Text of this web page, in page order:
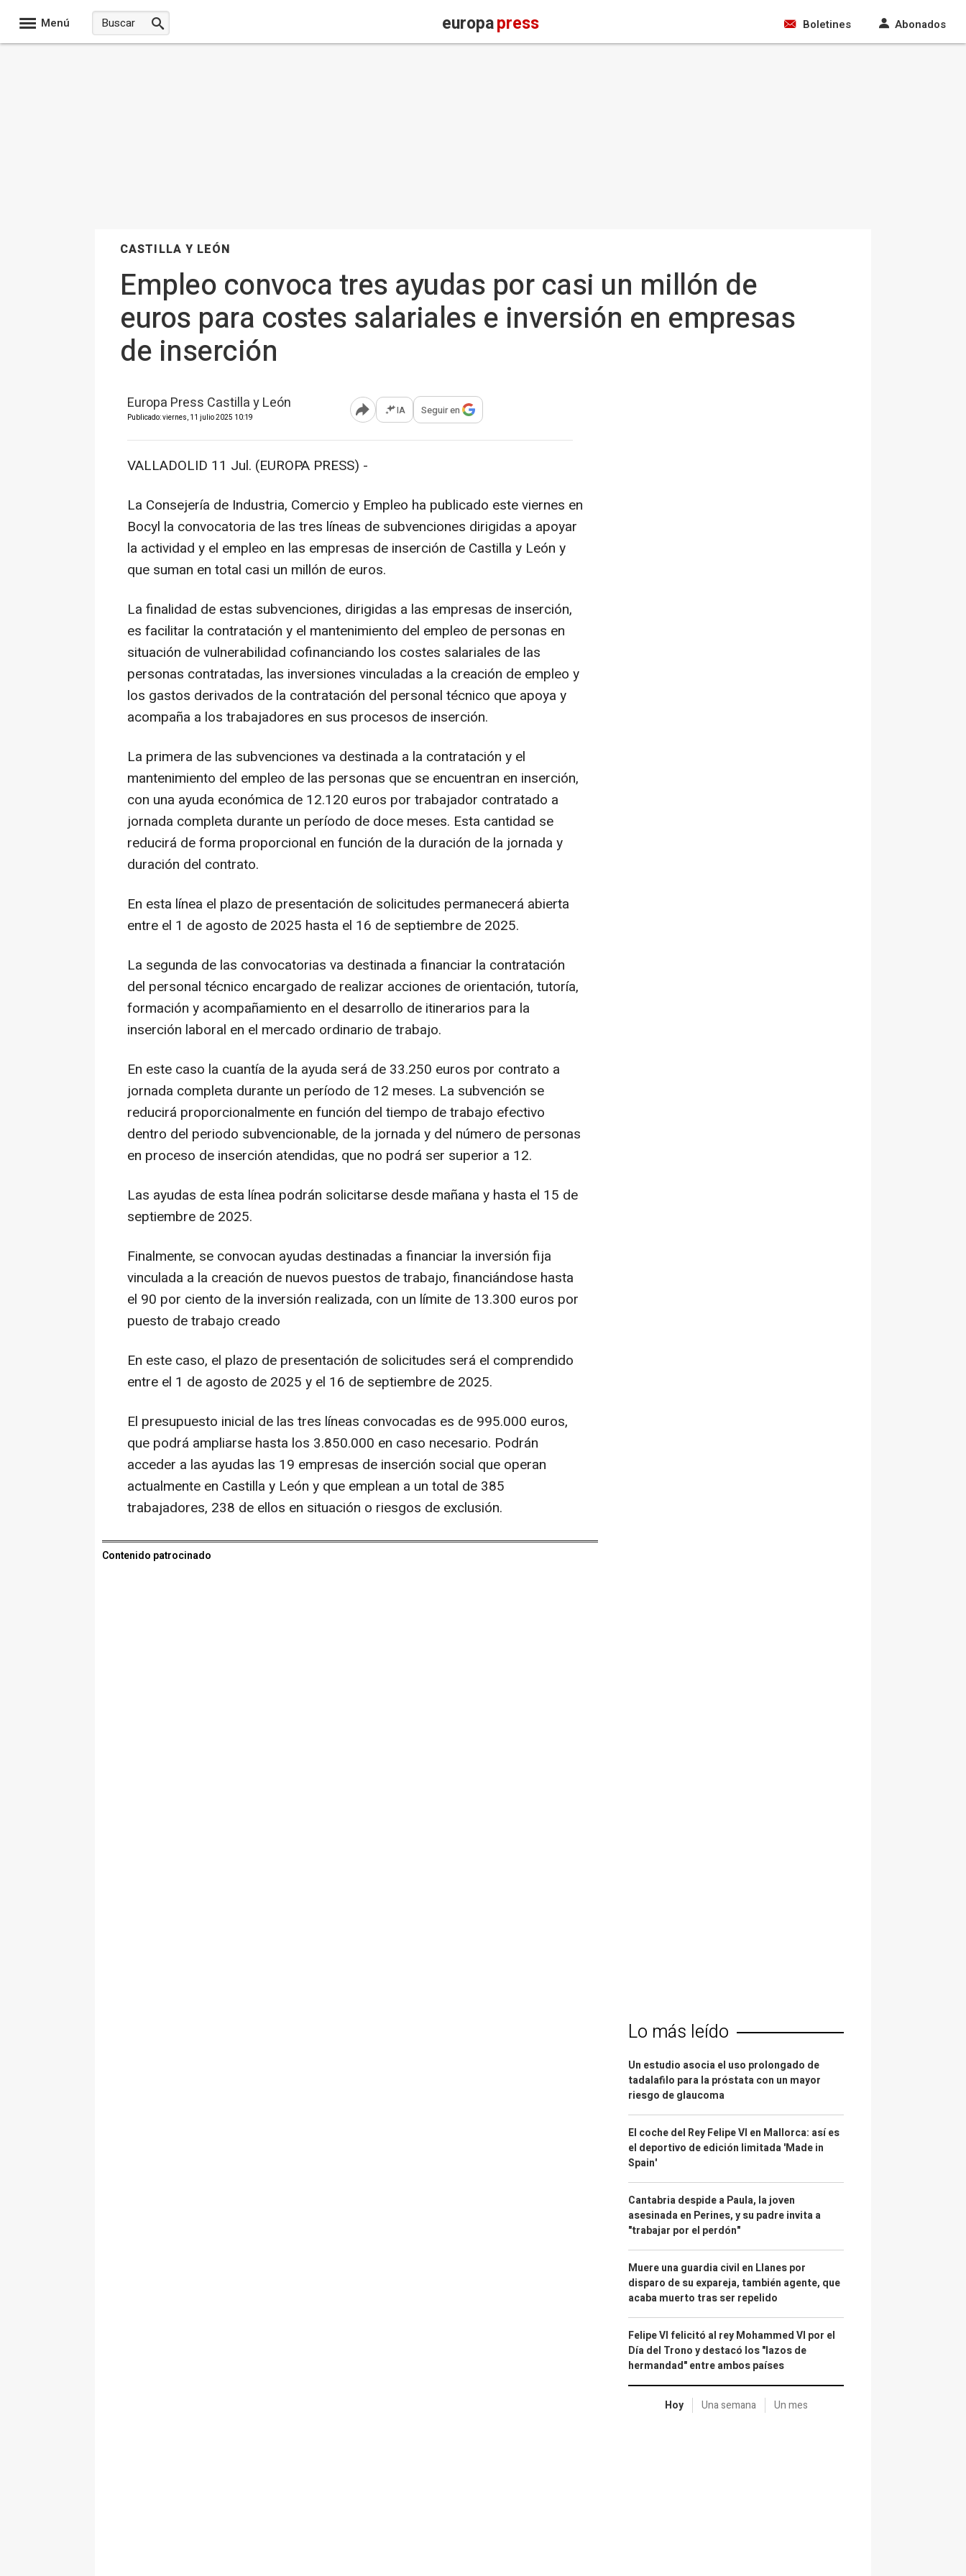
Menú europapress Boletines Abonados
CASTILLA Y LEÓN
Empleo convoca tres ayudas por casi un millón de
euros para costes salariales e inversión en empresas
de inserción
Europa Press Castilla y León
Publicado: viernes, 11 julio 2025 10:19 Abrir opciones para compartir
IA Seguir en
VALLADOLID 11 Jul. (EUROPA PRESS) -
La Consejería de Industria, Comercio y Empleo ha publicado este viernes en
Bocyl la convocatoria de las tres líneas de subvenciones dirigidas a apoyar
la actividad y el empleo en las empresas de inserción de Castilla y León y
que suman en total casi un millón de euros.
La finalidad de estas subvenciones, dirigidas a las empresas de inserción,
es facilitar la contratación y el mantenimiento del empleo de personas en
situación de vulnerabilidad cofinanciando los costes salariales de las
personas contratadas, las inversiones vinculadas a la creación de empleo y
los gastos derivados de la contratación del personal técnico que apoya y
acompaña a los trabajadores en sus procesos de inserción.
La primera de las subvenciones va destinada a la contratación y el
mantenimiento del empleo de las personas que se encuentran en inserción,
con una ayuda económica de 12.120 euros por trabajador contratado a
jornada completa durante un período de doce meses. Esta cantidad se
reducirá de forma proporcional en función de la duración de la jornada y
duración del contrato.
En esta línea el plazo de presentación de solicitudes permanecerá abierta
entre el 1 de agosto de 2025 hasta el 16 de septiembre de 2025.
La segunda de las convocatorias va destinada a financiar la contratación
del personal técnico encargado de realizar acciones de orientación, tutoría,
formación y acompañamiento en el desarrollo de itinerarios para la
inserción laboral en el mercado ordinario de trabajo.
En este caso la cuantía de la ayuda será de 33.250 euros por contrato a
jornada completa durante un período de 12 meses. La subvención se
reducirá proporcionalmente en función del tiempo de trabajo efectivo
dentro del periodo subvencionable, de la jornada y del número de personas
en proceso de inserción atendidas, que no podrá ser superior a 12.
Las ayudas de esta línea podrán solicitarse desde mañana y hasta el 15 de
septiembre de 2025.
Finalmente, se convocan ayudas destinadas a financiar la inversión fija
vinculada a la creación de nuevos puestos de trabajo, financiándose hasta
el 90 por ciento de la inversión realizada, con un límite de 13.300 euros por
puesto de trabajo creado
En este caso, el plazo de presentación de solicitudes será el comprendido
entre el 1 de agosto de 2025 y el 16 de septiembre de 2025.
El presupuesto inicial de las tres líneas convocadas es de 995.000 euros,
que podrá ampliarse hasta los 3.850.000 en caso necesario. Podrán
acceder a las ayudas las 19 empresas de inserción social que operan
actualmente en Castilla y León y que emplean a un total de 385
trabajadores, 238 de ellos en situación o riesgos de exclusión.
Contenido patrocinado
Lo más leído
Un estudio asocia el uso prolongado de
tadalafilo para la próstata con un mayor
riesgo de glaucoma
El coche del Rey Felipe VI en Mallorca: así es
el deportivo de edición limitada 'Made in
Spain'
Cantabria despide a Paula, la joven
asesinada en Perines, y su padre invita a
"trabajar por el perdón"
Muere una guardia civil en Llanes por
disparo de su expareja, también agente, que
acaba muerto tras ser repelido
Felipe VI felicitó al rey Mohammed VI por el
Día del Trono y destacó los "lazos de
hermandad" entre ambos países
Hoy Una semana Un mes